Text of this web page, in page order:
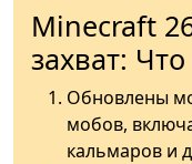
Minecraft
захват:
Обновлены
мобов,
кальмаров и